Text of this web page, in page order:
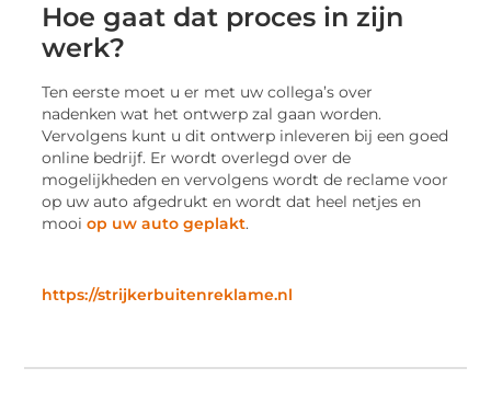
Hoe gaat dat proces in zijn
werk?
Ten eerste moet u er met uw collega’s over
nadenken wat het ontwerp zal gaan worden.
Vervolgens kunt u dit ontwerp inleveren bij een goed
online bedrijf. Er wordt overlegd over de
mogelijkheden en vervolgens wordt de reclame voor
op uw auto afgedrukt en wordt dat heel netjes en
mooiop uw auto geplakt.
https://strijkerbuitenreklame.nl